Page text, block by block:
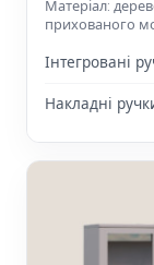
Матеріал:
прихованого
Інтегровані
Накладні